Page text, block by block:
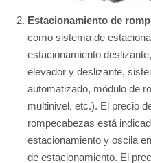
Estacionamiento de
como sistema de
estacionamiento
elevador y deslizante,
automatizado, módulo de
multinivel, etc.). El precio
rompecabezas está
estacionamiento y oscila
de estacionamiento. El